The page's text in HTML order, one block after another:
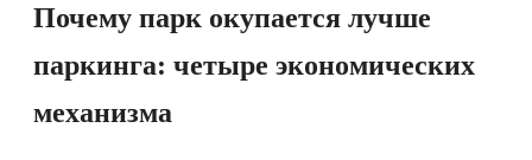
Почему парк окупается лучше
паркинга: четыре экономических
механизма